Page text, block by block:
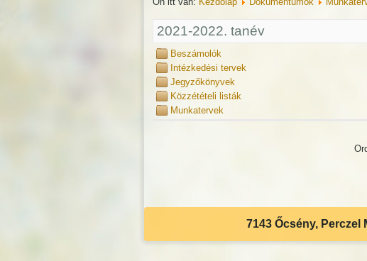
2021-2022. tanév
Beszámolók
Intézkedési tervek
Jegyzőkönyvek
Közzétételi listák
Munkatervek
7143 Őcsény, Perczel